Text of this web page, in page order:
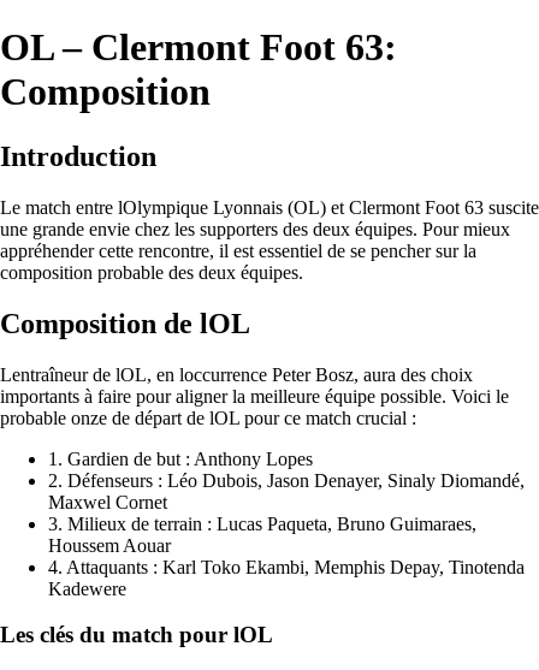
OL – Clermont Foot 63:
Composition
Introduction
Le match entre lOlympique Lyonnais (OL) et Clermont Foot 63 suscite
une grande envie chez les supporters des deux équipes. Pour mieux
appréhender cette rencontre, il est essentiel de se pencher sur la
composition probable des deux équipes.
Composition de lOL
Lentraîneur de lOL, en loccurrence Peter Bosz, aura des choix
importants à faire pour aligner la meilleure équipe possible. Voici le
probable onze de départ de lOL pour ce match crucial :
1. Gardien de but : Anthony Lopes
2. Défenseurs : Léo Dubois, Jason Denayer, Sinaly Diomandé,
Maxwel Cornet
3. Milieux de terrain : Lucas Paqueta, Bruno Guimaraes,
Houssem Aouar
4. Attaquants : Karl Toko Ekambi, Memphis Depay, Tinotenda
Kadewere
Les clés du match pour lOL